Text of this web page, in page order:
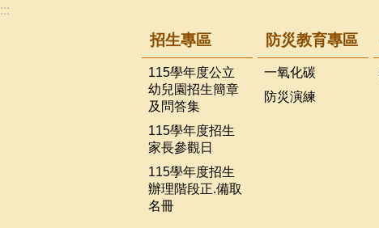
:::
招生專區
115學年度公立
幼兒園招生簡章
及問答集
115學年度招生
家長參觀日
115學年度招生
辦理階段正.備取
名冊
防災教育專區
一氧化碳
防災演練